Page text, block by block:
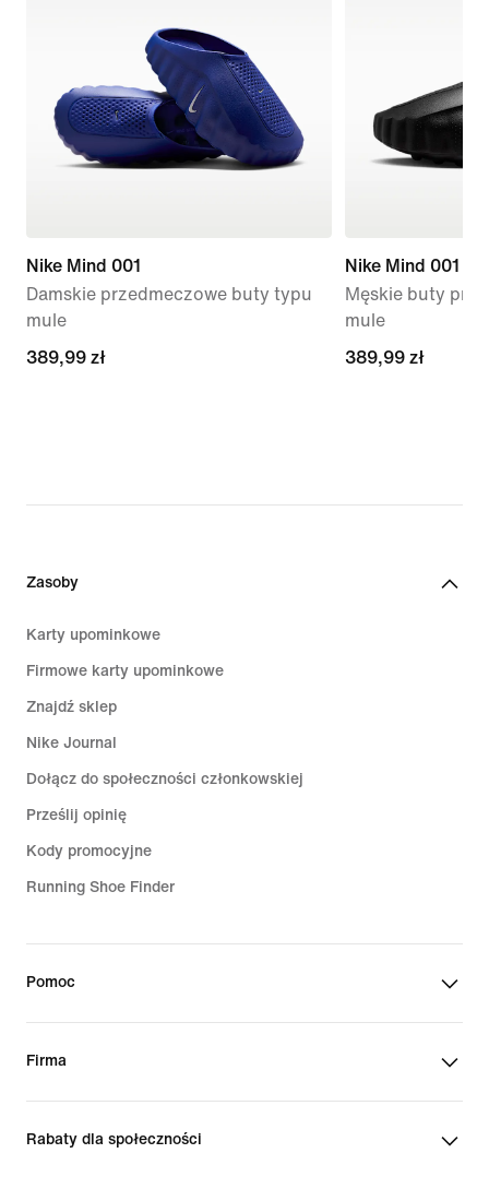
Nike Mind 001
Damskie przedmeczowe buty typu
mule
389,99 zł
389,99 zł
Nike Mind 001
Męskie buty
mule
389,99 zł
389,99 zł
Zasoby
Karty upominkowe
Firmowe karty upominkowe
Znajdź sklep
Nike Journal
Dołącz do społeczności członkowskiej
Prześlij opinię
Kody promocyjne
Running Shoe Finder
Pomoc
Firma
Rabaty dla społeczności